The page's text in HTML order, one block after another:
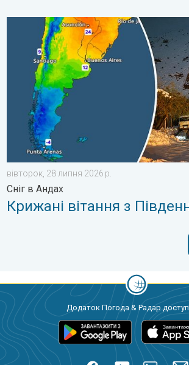
Крижані вітання з Південної півкулі.
вівторок, 28 липня 2026 р.
Сніг в Андах
Крижані вітання з
Додаток Погода & Радар